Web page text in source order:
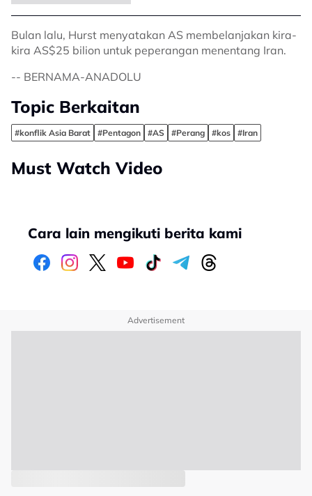
Bulan lalu, Hurst menyatakan AS membelanjakan kira-
kira AS$25 bilion untuk peperangan menentang Iran.
-- BERNAMA-ANADOLU
Topic Berkaitan
#konflik Asia Barat #Pentagon #AS #Perang #kos #Iran
Must Watch Video
Cara lain mengikuti berita kami
Advertisement